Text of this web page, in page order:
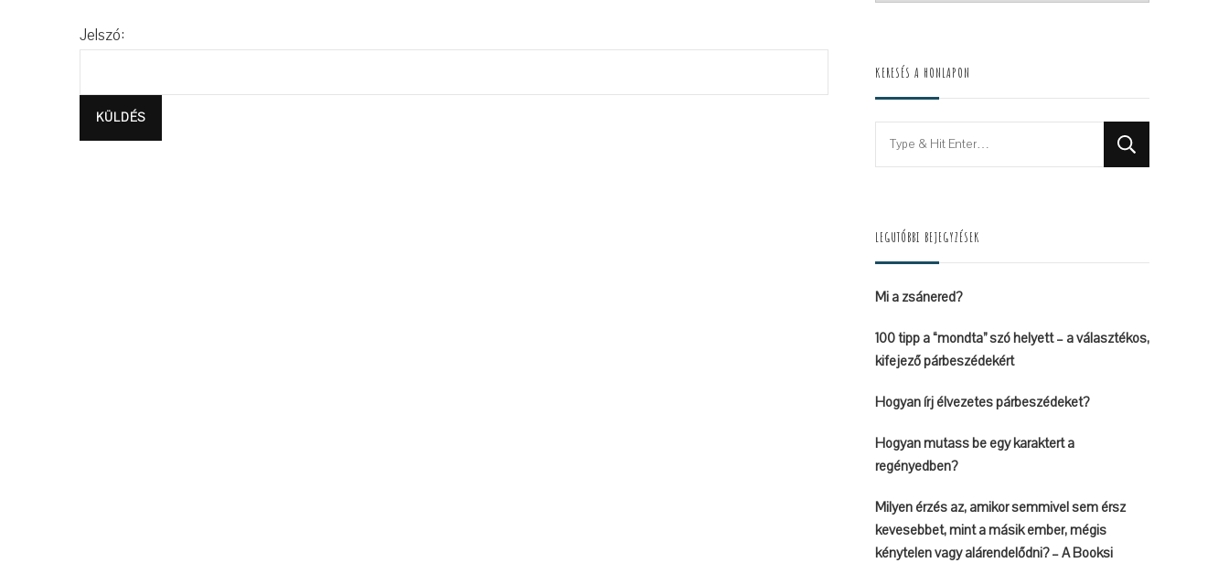
Jelszó:
KERESÉS A HONLAPON
Looking
for
LEGUTÓBBI BEJEGYZÉSEK
Mi a zsánered?
100 tipp a “mondta” szó helyett – a választékos,
kifejező párbeszédekért
Hogyan írj élvezetes párbeszédeket?
Hogyan mutass be egy karaktert a
regényedben?
Milyen érzés az, amikor semmivel sem érsz
kevesebbet, mint a másik ember, mégis
kénytelen vagy alárendelődni? – A Booksi